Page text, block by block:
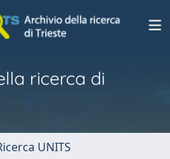
ricerca di
UNITS